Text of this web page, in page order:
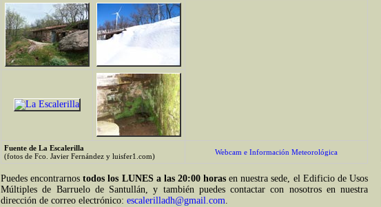
Fuente de La Escalerilla
(fotos de Fco. Javier Fernández y luisfer1.com)
Webcam e Información Meteorológica
Puedes encontrarnostodos los LUNES a las 20:00 horasen nuestra sede, el Edificio de Usos
Múltiples de Barruelo de Santullán, y también puedes contactar con nosotros en nuestra
dirección de correo electrónico: escalerilladh@gmail.com.